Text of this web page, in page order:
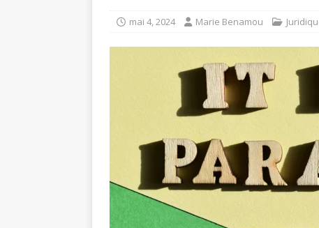
mai 4, 2024 Marie Benamou